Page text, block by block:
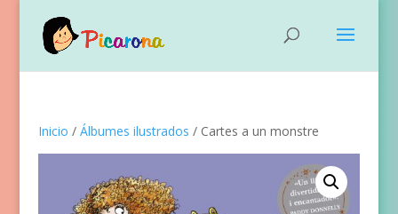
Inicio / Álbumes ilustrados / Cartes a un monstre